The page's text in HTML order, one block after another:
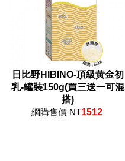
日比野HIBINO-頂級黃金初
乳-罐裝150g(買三送一可混
搭)
網購售價 NT1512